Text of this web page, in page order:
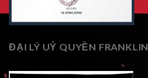
ĐẠI LÝ UỶ QUYỀN FRANKLIN